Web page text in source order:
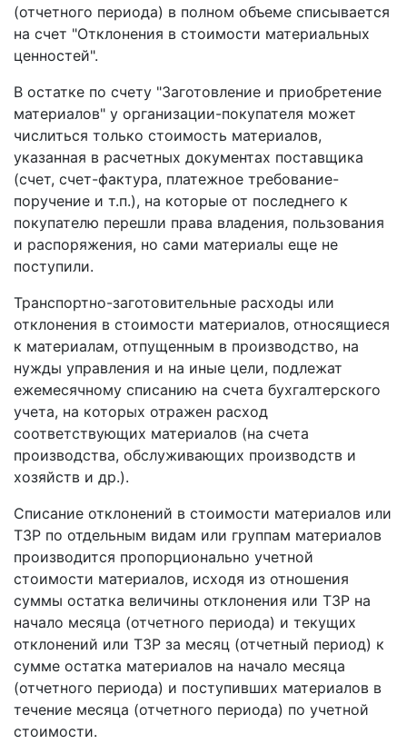
(отчетного периода) в полном объеме списывается
на счет "Отклонения в стоимости материальных
ценностей".
В остатке по счету "Заготовление и приобретение
материалов" у организации-покупателя может
числиться только стоимость материалов,
указанная в расчетных документах поставщика
(счет, счет-фактура, платежное требование-
поручение и т.п.), на которые от последнего к
покупателю перешли права владения, пользования
и распоряжения, но сами материалы еще не
поступили.
Транспортно-заготовительные расходы или
отклонения в стоимости материалов, относящиеся
к материалам, отпущенным в производство, на
нужды управления и на иные цели, подлежат
ежемесячному списанию на счета бухгалтерского
учета, на которых отражен расход
соответствующих материалов (на счета
производства, обслуживающих производств и
хозяйств и др.).
Списание отклонений в стоимости материалов или
ТЗР по отдельным видам или группам материалов
производится пропорционально учетной
стоимости материалов, исходя из отношения
суммы остатка величины отклонения или ТЗР на
начало месяца (отчетного периода) и текущих
отклонений или ТЗР за месяц (отчетный период) к
сумме остатка материалов на начало месяца
(отчетного периода) и поступивших материалов в
течение месяца (отчетного периода) по учетной
стоимости.